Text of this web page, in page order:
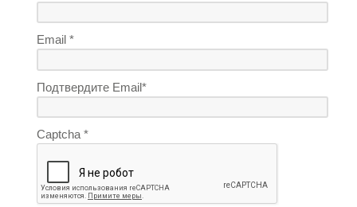
Email *
Подтвердите Email*
Captcha *